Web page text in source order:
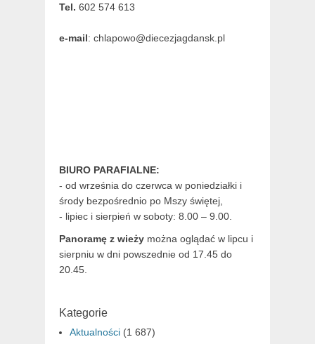
Tel. 602 574 613
e-mail: chlapowo@diecezjagdansk.pl
BIURO PARAFIALNE:
- od września do czerwca w poniedziałki i
środy bezpośrednio po Mszy świętej,
- lipiec i sierpień w soboty: 8.00 – 9.00.
Panoramę z wieży można oglądać w lipcu i
sierpniu w dni powszednie od 17.45 do
20.45.
Kategorie
Aktualności (1 687)